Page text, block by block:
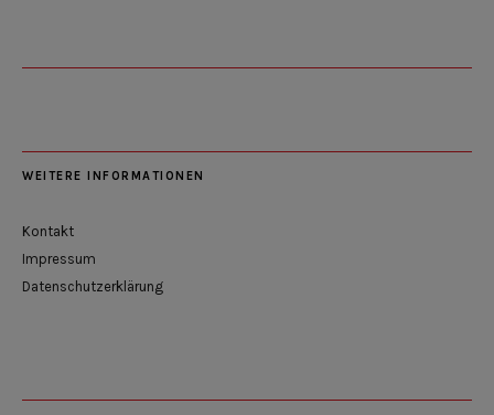
WEITERE INFORMATIONEN
Kontakt
Impressum
Datenschutzerklärung